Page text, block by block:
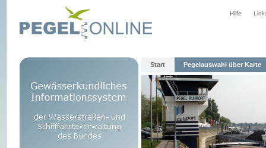
Hilfe
Start Pegelauswahl über Karte